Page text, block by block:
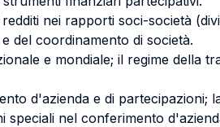
nei rapporti soci-società
del coordinamento di società.
e mondiale; il regime della
d'azienda e di partecipazioni;
nel conferimento